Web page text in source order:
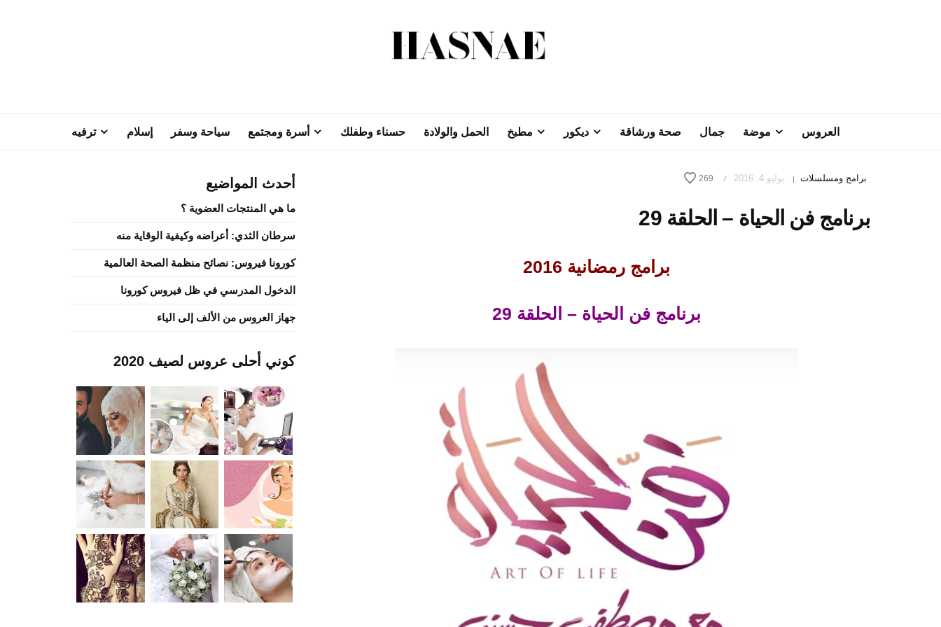
العروس موضة جمال صحة ورشاقة ديكور مطبخ الحمل والولادة حسناء وطفلك أسرة ومجتمع سياحة وسفر إسلام ترفيه
برامج ومسلسلات | يوليو 4, 2016 /
269
برنامج فن الحياة – الحلقة 29
برامج رمضانية 2016
برنامج فن الحياة – الحلقة 29
أحدث المواضيع
ما هي المنتجات العضوية ؟
سرطان الثدي: أعراضه وكيفية الوقاية منه
كورونا فيروس: نصائح منظمة الصحة العالمية
الدخول المدرسي في ظل فيروس كورونا
جهاز العروس من الألف إلى الياء
كوني أحلى عروس لصيف 2020